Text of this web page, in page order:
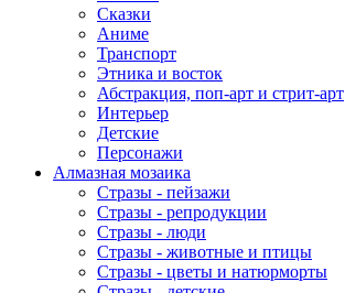
Сказки
Аниме
Транспорт
Этника и восток
Абстракция, поп-арт и стрит-арт
Интерьер
Детские
Персонажи
Алмазная мозаика
Стразы - пейзажи
Стразы - репродукции
Стразы - люди
Стразы - животные и птицы
Стразы - цветы и натюрморты